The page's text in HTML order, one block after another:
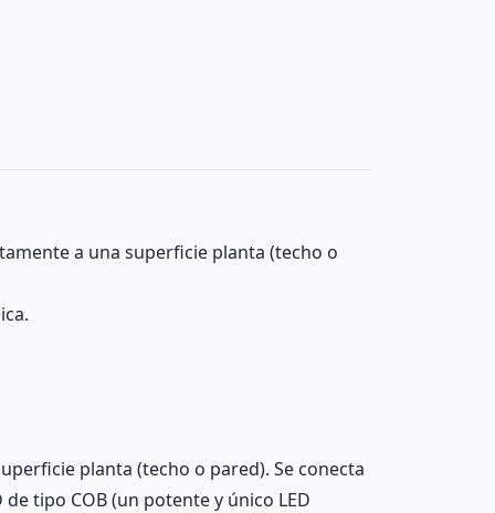
a una superficie planta (techo o
planta (techo o pared). Se conecta
tipo COB (un potente y único LED